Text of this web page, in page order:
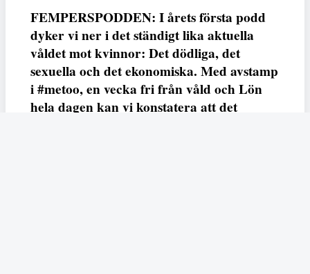
FEMPERSPODDEN: I årets första podd
dyker vi ner i det ständigt lika aktuella
våldet mot kvinnor: Det dödliga, det
sexuella och det ekonomiska. Med avstamp
i #metoo, en vecka fri från våld och Lön
hela dagen kan vi konstatera att det